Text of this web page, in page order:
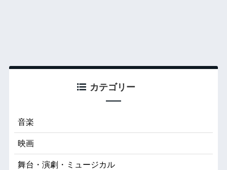
カテゴリー
音楽
映画
舞台・演劇・ミュージカル